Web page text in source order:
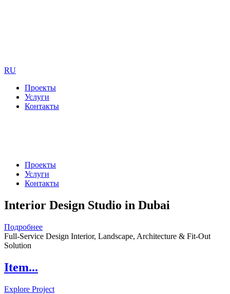
RU
Проекты
Услуги
Контакты
Проекты
Услуги
Контакты
Interior Design Studio in Dubai
Подробнее
Full-Service Design Interior, Landscape, Architecture & Fit-Out
Solution
Item...
Explore Project